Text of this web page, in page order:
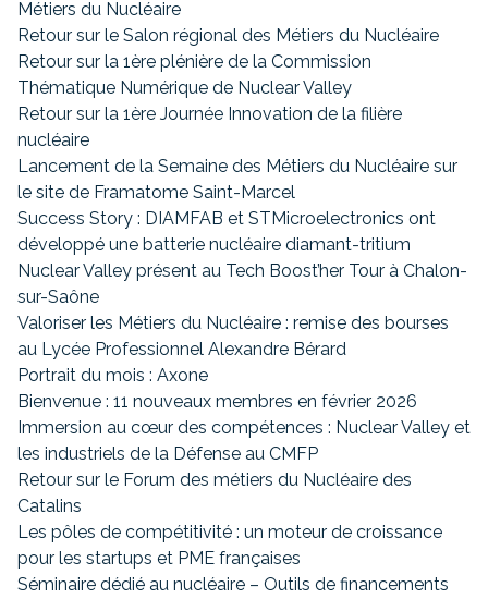
Métiers du Nucléaire
Retour sur le Salon régional des Métiers du Nucléaire
Retour sur la 1ère plénière de la Commission
Thématique Numérique de Nuclear Valley
Retour sur la 1ère Journée Innovation de la filière
nucléaire
Lancement de la Semaine des Métiers du Nucléaire sur
le site de Framatome Saint-Marcel
Success Story : DIAMFAB et STMicroelectronics ont
développé une batterie nucléaire diamant-tritium
Nuclear Valley présent au Tech Boost’her Tour à Chalon-
sur-Saône
Valoriser les Métiers du Nucléaire : remise des bourses
au Lycée Professionnel Alexandre Bérard
Portrait du mois : Axone
Bienvenue : 11 nouveaux membres en février 2026
Immersion au cœur des compétences : Nuclear Valley et
les industriels de la Défense au CMFP
Retour sur le Forum des métiers du Nucléaire des
Catalins
Les pôles de compétitivité : un moteur de croissance
pour les startups et PME françaises
Séminaire dédié au nucléaire – Outils de financements